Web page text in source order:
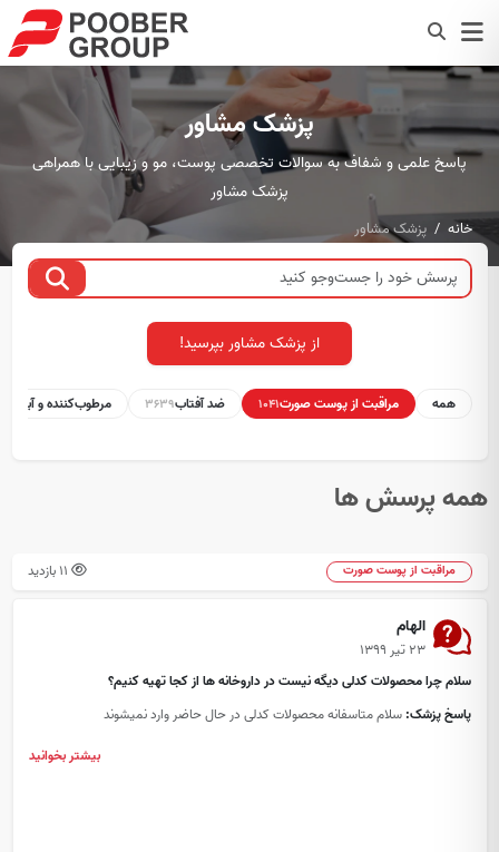
پزشک مشاور
پاسخ علمی و شفاف به سوالات تخصصی پوست، مو و زیبایی با همراهی
پزشک مشاور
خانه پزشک مشاور
از پزشک مشاور بپرسید!
همه مراقبت از پوست صورت1041 ضد آفتاب3639 مرطوب‌کننده و آبرسان
همه پرسش ها
مراقبت از پوست صورت
الهام
۲۳ تیر ۱۳۹۹
سلام چرا محصولات کدلی دیگه نیست در داروخانه ها از کجا تهیه کنیم؟
پاسخ پزشک: سلام متاسفانه محصولات کدلی در حال حاضر وارد نمیشوند
بیشتر بخوانید